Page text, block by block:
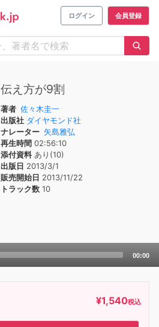
ログイン 会員登録
伝え方が9割
著者 佐々木圭一
出版社 ダイヤモンド社
ナレーター 矢島雅弘
再生時間 02:56:10
添付資料あり(10)
出版日 2013/3/1
販売開始日 2013/11/22
トラック数 10
00:00
¥1,540税込